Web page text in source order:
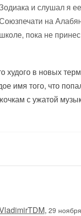
и слушал я
на
школе, пока не
худого в новых
имя того, что
с ужатой
, 29